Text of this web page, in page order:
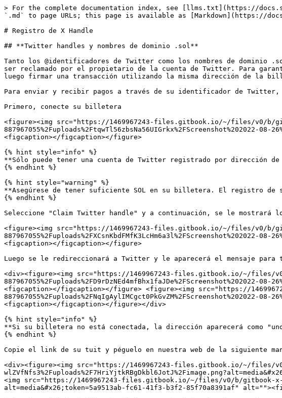
> For the complete documentation index, see [llms.txt](https://
`.md` to page URLs; this page is available as [Markdown](https://
# Registro de X Handle
## **Twitter handles y nombres de dominio .sol**
Tanto los @identificadores de Twitter como los nombres de dominio
ser reclamado por el propietario de la cuenta de Twitter. Para
luego firmar una transacción utilizando la misma dirección de la
Para enviar y recibir pagos a través de su identificador de
Primero, conecte su billetera
<figure><img src="https://1469967243-files.gitbook.io/~/files/v0/b/
<figcaption></figcaption></figure>
{% hint style="info" %}
**Sólo puede tener una cuenta de Twitter registrado por dirección
{% endhint %}
{% hint style="warning" %}
**Asegúrese de tener suficiente SOL en su billetera. El registro de
{% endhint %}
Seleccione "Claim Twitter handle" y a continuación, se le
<figure><img src="https://1469967243-files.gitbook.io/~/files/v0/b/
<figcaption></figcaption></figure>
Luego se le redireccionará a Twitter y le aparecerá el mensaje para
<div><figure><img src="https://1469967243-files.gitbook.io/~/files/v0/b/
<figcaption></figcaption></figure> <figure><img src="https://
<figcaption></figcaption></figure></div>
{% hint style="info" %}
**Si su billetera no está conectada, la dirección aparecerá como
{% endhint %}
Copie el link de su tuit y péguelo en nuestra web de la siguiente
<div><figure><img src="https://1469967243-files.gitbook.io/~/files/v0/b/
<img src="https://1469967243-files.gitbook.io/~/files/v0/b/gitbook-x-
alt=media&#x26;token=5a9513ab-fc61-41f3-b3f2-85f70a8391af"